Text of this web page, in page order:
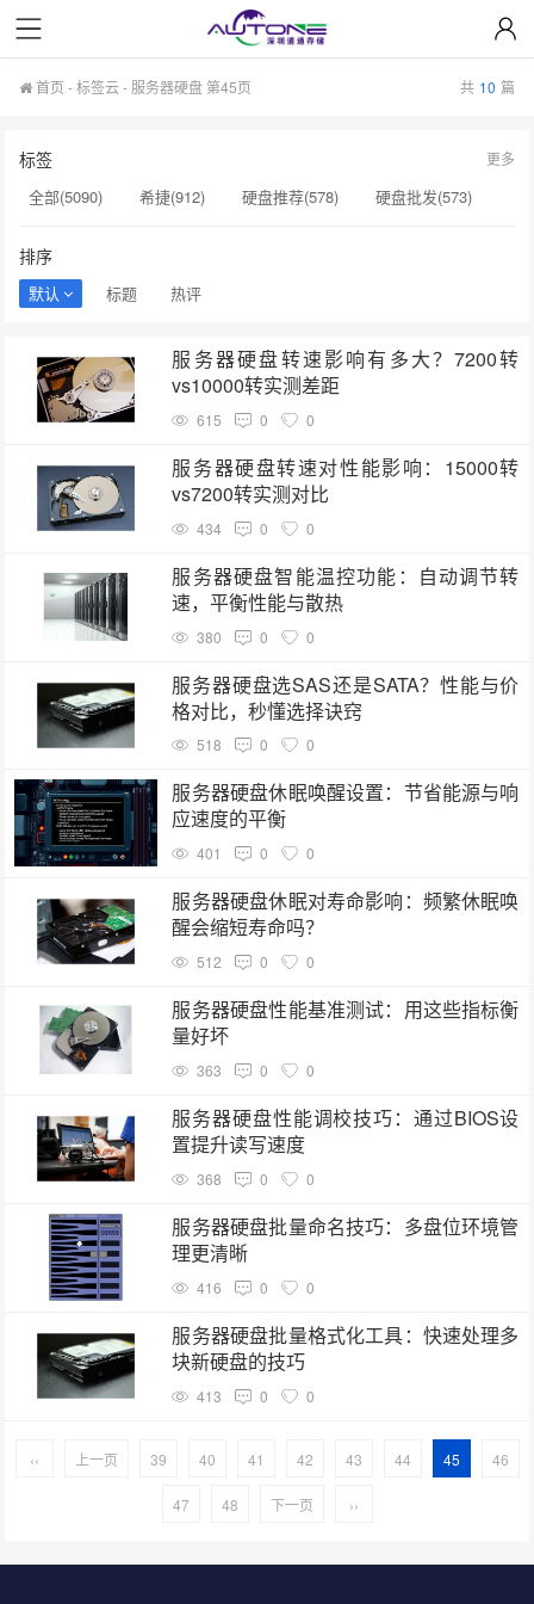
首页 -标签云- 服务器硬盘 第45页 共 10 篇
标签
全部(5090) 希捷(912) 硬盘推荐(578)
硬盘批发(573)
硬盘采购(474)
希捷硬盘(471)
监控硬盘(334)
希捷企业级硬盘(310)
企业硬盘(293)
显卡(283)
更多
排序
默认 标题 热评
服务器硬盘转速影响有多大？7200转
vs10000转实测差距
615 0 0
服务器硬盘转速对性能影响：15000转
vs7200转实测对比
434 0 0
服务器硬盘智能温控功能：自动调节转
速，平衡性能与散热
380 0 0
服务器硬盘选SAS还是SATA？性能与价
格对比，秒懂选择诀窍
518 0 0
服务器硬盘休眠唤醒设置：节省能源与响
应速度的平衡
401 0 0
服务器硬盘休眠对寿命影响：频繁休眠唤
醒会缩短寿命吗？
512 0 0
服务器硬盘性能基准测试：用这些指标衡
量好坏
363 0 0
服务器硬盘性能调校技巧：通过BIOS设
置提升读写速度
368 0 0
服务器硬盘批量命名技巧：多盘位环境管
理更清晰
416 0 0
服务器硬盘批量格式化工具：快速处理多
块新硬盘的技巧
413 0 0
‹‹ 上一页 39 40 41 42 43 44 45 46
47 48 下一页 ››